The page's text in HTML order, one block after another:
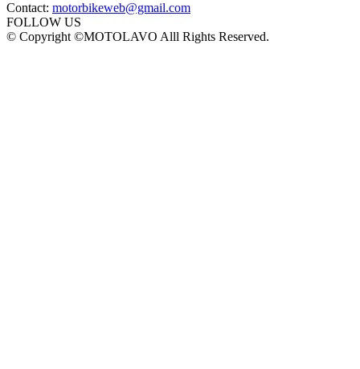
Contact: motorbikeweb@gmail.com
FOLLOW US
© Copyright ©MOTOLAVO Alll Rights Reserved.